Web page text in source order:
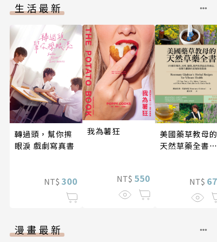
生活最新
轉過頭，幫你擦
眼淚 戲劇寫真書
NT$ 300
我為薯狂
NT$ 550
美國藥草教母的
天然草藥全書
NT$
漫畫最新